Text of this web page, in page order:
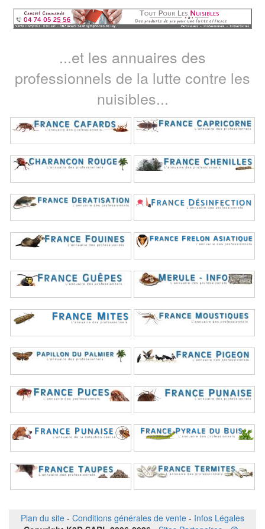
...et les annuaires des
professionnels de la lutte contre les
nuisibles...
Plan du site - Conditions générales de vente - Infos Légales